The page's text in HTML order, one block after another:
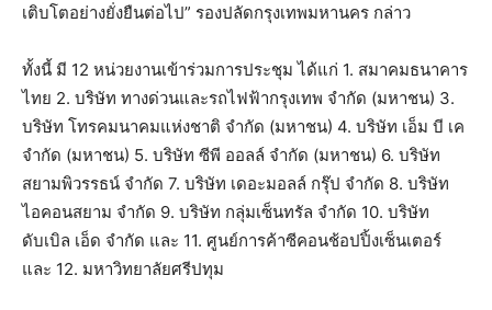
เติบโตอย่างยั่งยืนต่อไป” รองปลัดกรุงเทพมหานคร กล่าว
ทั้งนี้ มี 12 หน่วยงานเข้าร่วมการประชุม ได้แก่ 1. สมาคมธนาคาร
ไทย 2. บริษัท ทางด่วนและรถไฟฟ้ากรุงเทพ จำกัด (มหาชน) 3.
บริษัท โทรคมนาคมแห่งชาติ จำกัด (มหาชน) 4. บริษัท เอ็ม บี เค
จำกัด (มหาชน) 5. บริษัท ซีพี ออลล์ จำกัด (มหาชน) 6. บริษัท
สยามพิวรรธน์ จำกัด 7. บริษัท เดอะมอลล์ กรุ๊ป จำกัด 8. บริษัท
ไอคอนสยาม จำกัด 9. บริษัท กลุ่มเซ็นทรัล จำกัด 10. บริษัท
ดับเบิล เอ็ด จำกัด และ 11. ศูนย์การค้าซีคอนช้อปปิ้งเซ็นเตอร์
และ 12. มหาวิทยาลัยศรีปทุม